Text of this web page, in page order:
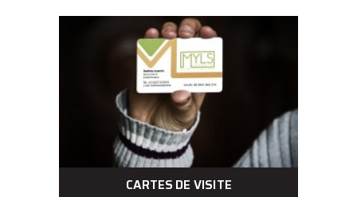
CARTES DE VISITE